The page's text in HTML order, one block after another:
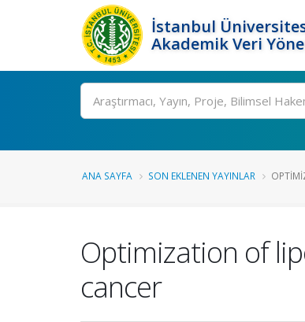
İstanbul
Akademik Veri
Ara
ANA SAYFA SON EKLENEN YAYINLAR
Optimization of
cancer